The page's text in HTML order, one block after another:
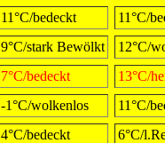
11°C/bedeckt
11°C/
9°C/stark Bewölkt
12°C/
7°C/bedeckt
13°C/
-1°C/wolkenlos
11°C/
4°C/bedeckt
6°C/